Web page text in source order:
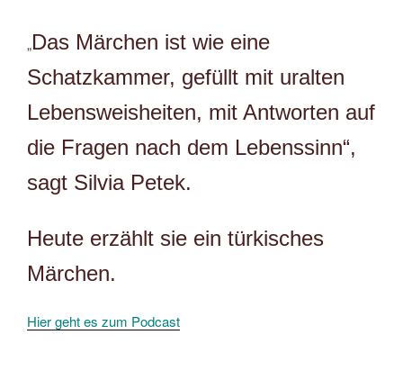
„Das Märchen ist wie eine
Schatzkammer, gefüllt mit uralten
Lebensweisheiten, mit Antworten auf
die Fragen nach dem Lebenssinn“,
sagt Silvia Petek.
Heute erzählt sie ein türkisches
Märchen.
Hier geht es zum Podcast